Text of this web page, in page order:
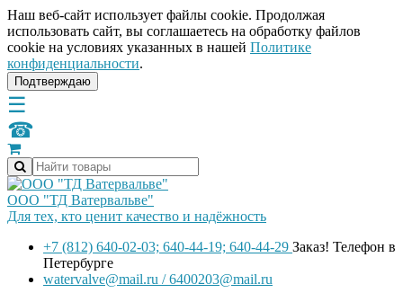
Наш веб-сайт использует файлы cookie. Продолжая
использовать сайт, вы соглашаетесь на обработку файлов
сookie на условиях указанных в нашей Политике
конфиденциальности.
Подтверждаю
☰
☎
ООО "ТД Ватервальве"
Для тех, кто ценит качество и надёжность
+7 (812) 640-02-03; 640-44-19; 640-44-29 Заказ! Телефон в
Петербурге
watervalve@mail.ru / 6400203@mail.ru